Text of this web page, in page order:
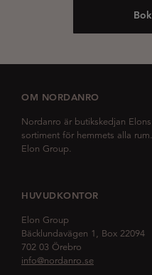
OM NORDANRO
Nordanro är butikskedjan
sortiment för hemmets alla
Elon Group.
HUVUDKONTOR
Elon Group
Bäcklundavägen 1, Box 22094
702 03 Örebro
info@nordanro.se